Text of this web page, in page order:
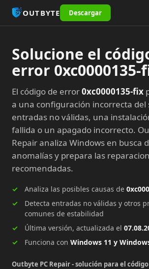
OUTBYTE Descargar
Solucione el
error 0xc0000135-
El código de error0xc0000135-fix
a una configuración incorrecta del
entradas no válidas, una
fallida o un apagado incorrecto.
Repair analiza Windows en busca
anomalías y prepara las
recomendadas.
Analiza las posibles causas de
Detecta entradas no válidas y otros
comunes de estabilidad
Última versión, actualizada el
Funciona con Windows 11 y
Outbyte PC Repair - solución para el